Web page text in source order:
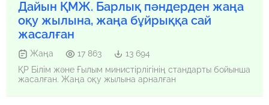
Дайын ҚМЖ. Барлық пәндерден жаңа
оқу жылына, жаңа бұйрыққа сай
жасалған
Жаңа 17 863
13 694
ҚР Білім және Ғылым министірлігінің стандарты бойынша
жасалған. Жаңа оқу жылына арналған